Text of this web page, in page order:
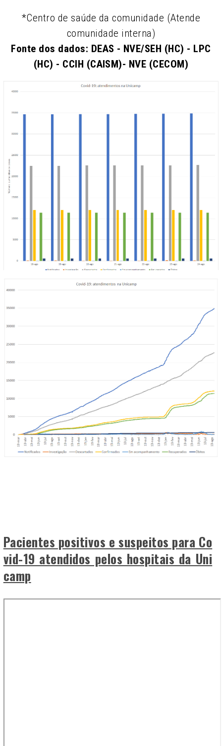
*Centro de saúde da comunidade (Atende
comunidade interna)
Fonte dos dados: DEAS - NVE/SEH (HC) - LPC
(HC) - CCIH (CAISM)- NVE (CECOM)
Pacientes positivos e suspeitos para Co
vid-19 atendidos pelos hospitais da Uni
camp